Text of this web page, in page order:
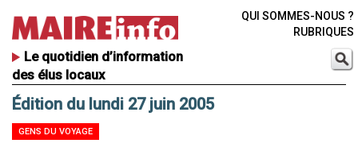
Le quotidien d’information
des élus locaux
QUI SOMMES-NOUS ?
RUBRIQUES
Édition du lundi 27 juin 2005
GENS DU VOYAGE